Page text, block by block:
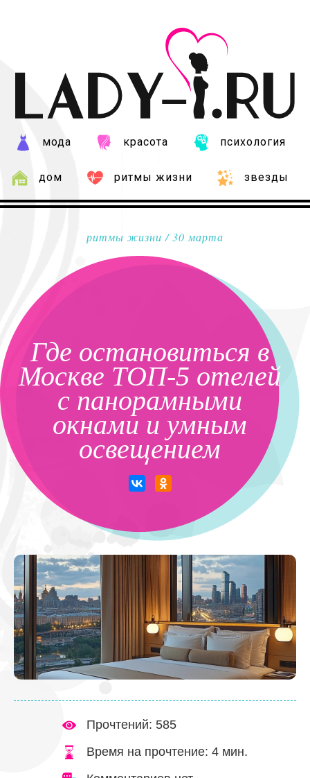
мода красота психология
дом ритмы жизни звезды
ритмы жизни / 30 марта
Где остановиться в
Москве ТОП-5 отелей
с панорамными
окнами и умным
освещением
Прочтений: 585
Время на прочтение: 4 мин.